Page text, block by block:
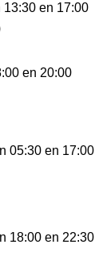
13:30 en 17:00
en 20:00
05:30 en 17:00
18:00 en 22:30